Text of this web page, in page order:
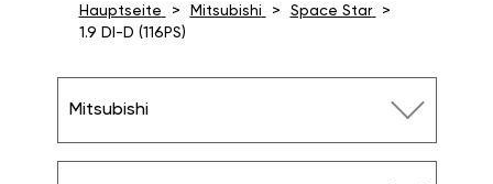
Hauptseite Mitsubishi
Space Star
1.9 DI-D (116PS)
Mitsubishi